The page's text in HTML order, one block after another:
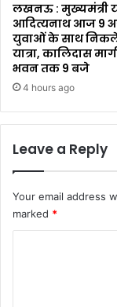
लखनऊ : मुख्यमंत्री
आदित्यनाथ आज 9
युवाओं के साथ
यात्रा, कालिदास
भवन तक 9 बजे
4 hours ago
Leave a Reply
Your email address
marked *